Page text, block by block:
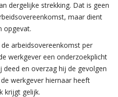
dergelijke strekking. Dat is geen
maar dient
opgevat.
arbeidsovereenkomst per
werkgever een onderzoekplicht
en overzag hij de gevolgen
werkgever hiernaar heeft
krijgt gelijk.